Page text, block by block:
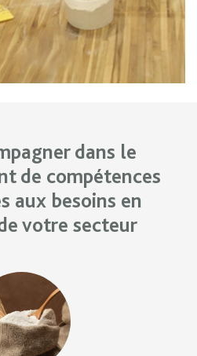
dans le
de compétences
aux besoins en
votre secteur